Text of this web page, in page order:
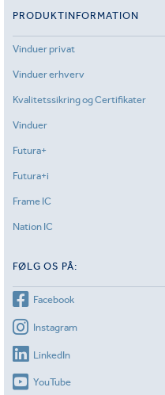
PRODUKTINFORMATION
Vinduer privat
Vinduer erhverv
Kvalitetssikring og Certifikater
Vinduer
Futura+
Futura+i
Frame IC
Nation IC
FØLG OS PÅ:
Facebook
Instagram
LinkedIn
YouTube